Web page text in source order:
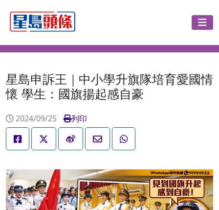
星島申訴王｜中小學升旗隊培育愛國情
懷 學生：國旗揚起感自豪
2024/09/25 列印